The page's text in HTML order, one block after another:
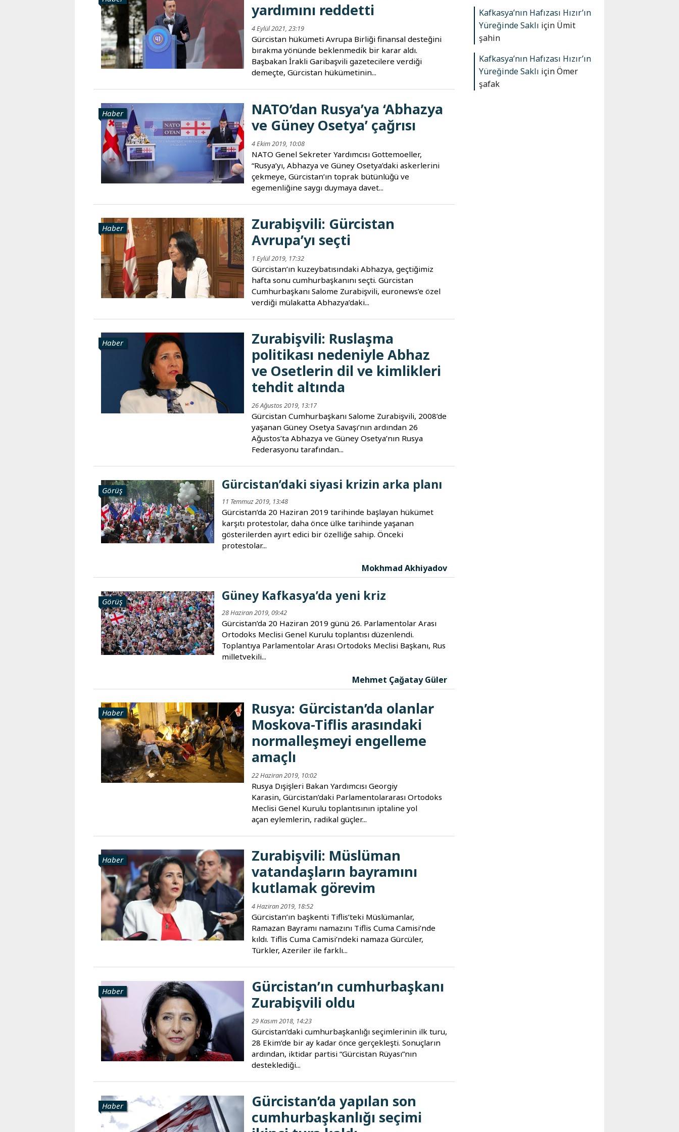
Karaçay-
Çerkes
Krasnodar
Kray
Kuzey
Osetya
yardımını reddetti
4 Eylül 2021, 23:19
Gürcistan hükümeti Avrupa Birliği finansal desteğini
bırakma yönünde beklenmedik bir karar aldı.
Başbakan İrakli Garibaşvili gazetecilere verdiği
demeçte, Gürcistan hükümetinin...
Haber
NATO’dan Rusya’ya ‘Abhazya
ve Güney Osetya’ çağrısı
4 Ekim 2019, 10:08
NATO Genel Sekreter Yardımcısı Gottemoeller,
“Rusya’yı, Abhazya ve Güney Osetya’daki askerlerini
çekmeye, Gürcistan’ın toprak bütünlüğü ve
egemenliğine saygı duymaya davet...
Haber
Zurabişvili: Gürcistan
Avrupa’yı seçti
1 Eylül 2019, 17:32
Gürcistan’ın kuzeybatısındaki Abhazya, geçtiğimiz
hafta sonu cumhurbaşkanını seçti. Gürcistan
Cumhurbaşkanı Salome Zurabişvili, euronews’e özel
verdiği mülakatta Abhazya’daki...
Haber
Zurabişvili: Ruslaşma
politikası nedeniyle Abhaz
ve Osetlerin dil ve kimlikleri
tehdit altında
26 Ağustos 2019, 13:17
Gürcistan Cumhurbaşkanı Salome Zurabişvili, 2008’de
yaşanan Güney Osetya Savaşı’nın ardından 26
Ağustos’ta Abhazya ve Güney Osetya’nın Rusya
Federasyonu tarafından...
Görüş Gürcistan’daki siyasi krizin arka planı
11 Temmuz 2019, 13:48
Gürcistan’da 20 Haziran 2019 tarihinde başlayan hükümet
karşıtı protestolar, daha önce ülke tarihinde yaşanan
gösterilerden ayırt edici bir özelliğe sahip. Önceki
protestolar...
Mokhmad Akhiyadov
Görüş Güney Kafkasya’da yeni kriz
28 Haziran 2019, 09:42
Gürcistan’da 20 Haziran 2019 günü 26. Parlamentolar Arası
Ortodoks Meclisi Genel Kurulu toplantısı düzenlendi.
Toplantıya Parlamentolar Arası Ortodoks Meclisi Başkanı, Rus
milletvekili...
Mehmet Çağatay Güler
Haber
Rusya: Gürcistan’da olanlar
Moskova-Tiflis arasındaki
normalleşmeyi engelleme
amaçlı
22 Haziran 2019, 10:02
Rusya Dışişleri Bakan Yardımcısı Georgiy
Karasin, Gürcistan’daki Parlamentolararası Ortodoks
Meclisi Genel Kurulu toplantısının iptaline yol
açan eylemlerin, radikal güçler...
Haber
Zurabişvili: Müslüman
vatandaşların bayramını
kutlamak görevim
4 Haziran 2019, 18:52
Gürcistan’ın başkenti Tiflis’teki Müslümanlar,
Ramazan Bayramı namazını Tiflis Cuma Camisi’nde
kıldı. Tiflis Cuma Camisi’ndeki namaza Gürcüler,
Türkler, Azeriler ile farklı...
Haber
Gürcistan’ın cumhurbaşkanı
Zurabişvili oldu
29 Kasım 2018, 14:23
Gürcistan’daki cumhurbaşkanlığı seçimlerinin ilk turu,
28 Ekim’de bir ay kadar önce gerçekleşti. Sonuçların
ardından, iktidar partisi “Gürcistan Rüyası”nın
desteklediği...
Haber
Gürcistan’da yapılan son
cumhurbaşkanlığı seçimi
Kafkasya’nın Hafızası Hızır’ın
Yüreğinde Saklı için Ümit
şahin
Kafkasya’nın Hafızası Hızır’ın
Yüreğinde Saklı içinÖmer
şafak